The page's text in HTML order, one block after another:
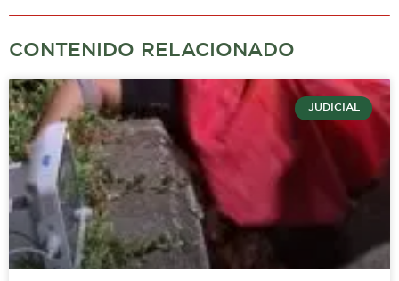
CONTENIDO RELACIONADO
JUDICIAL